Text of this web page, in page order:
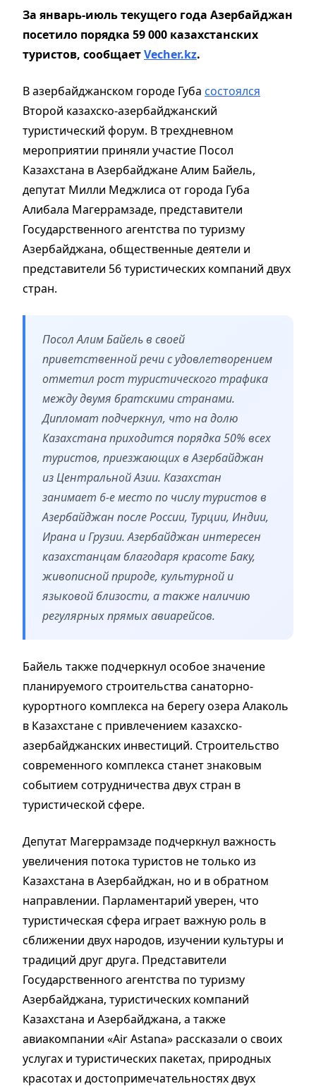
За январь-июль текущего года Азербайджан
посетило порядка 59 000 казахстанских
туристов, сообщаетVecher.kz.
В азербайджанском городе Губа состоялся
Второй казахско-азербайджанский
туристический форум. В трехдневном
мероприятии приняли участие Посол
Казахстана в Азербайджане Алим Байель,
депутат Милли Меджлиса от города Губа
Алибала Магеррамзаде, представители
Государственного агентства по туризму
Азербайджана, общественные деятели и
представители 56 туристических компаний двух
стран.
Посол Алим Байель в своей
приветственной речи с удовлетворением
отметил рост туристического трафика
между двумя братскими странами.
Дипломат подчеркнул, что на долю
Казахстана приходится порядка 50% всех
туристов, приезжающих в Азербайджан
из Центральной Азии. Казахстан
занимает 6-е место по числу туристов в
Азербайджан после России, Турции, Индии,
Ирана и Грузии. Азербайджан интересен
казахстанцам благодаря красоте Баку,
живописной природе, культурной и
языковой близости, а также наличию
регулярных прямых авиарейсов.
Байель также подчеркнул особое значение
планируемого строительства санаторно-
курортного комплекса на берегу озера Алаколь
в Казахстане с привлечением казахско-
азербайджанских инвестиций. Строительство
современного комплекса станет знаковым
событием сотрудничества двух стран в
туристической сфере.
Депутат Магеррамзаде подчеркнул важность
увеличения потока туристов не только из
Казахстана в Азербайджан, но и в обратном
направлении. Парламентарий уверен, что
туристическая сфера играет важную роль в
сближении двух народов, изучении культуры и
традиций друг друга. Представители
Государственного агентства по туризму
Азербайджана, туристических компаний
Казахстана и Азербайджана, а также
авиакомпании «Air Astana» рассказали о своих
услугах и туристических пакетах, природных
красотах и достопримечательностях двух